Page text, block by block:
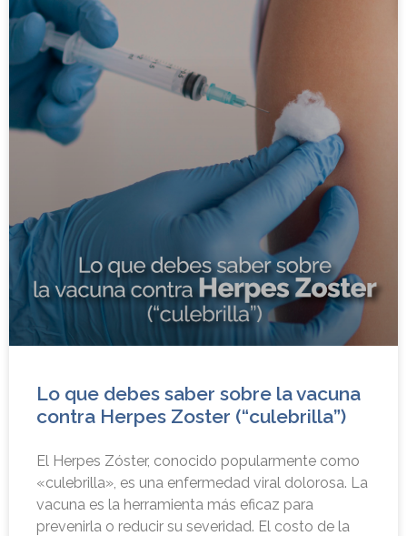
Lo que debes saber sobre la vacuna
contra Herpes Zoster (“culebrilla”)
El Herpes Zóster, conocido popularmente como
«culebrilla», es una enfermedad viral dolorosa. La
vacuna es la herramienta más eficaz para
prevenirla o reducir su severidad. El costo de la